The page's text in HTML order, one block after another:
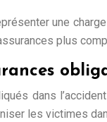
une
plus
dans
les victimes